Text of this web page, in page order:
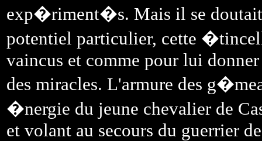
exp�riment�s. Mais il se doutait
potentiel particulier, cette
vaincus et comme pour lui
des miracles. L'armure des
�nergie du jeune chevalier de
et volant au secours du guerrier